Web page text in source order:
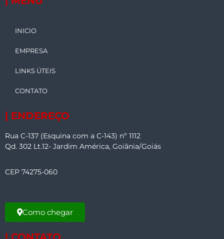
INICIO
EMPRESA
LINKS ÚTEIS
CONTATO
| ENDEREÇO
Rua C-137 (Esquina com a C-143) nº 1112
Qd. 302 Lt.12- Jardim América, Goiânia/Goiás
CEP 74275-060
Como chegar